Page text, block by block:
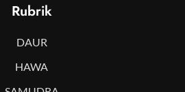
Rubrik
DAUR
HAWA